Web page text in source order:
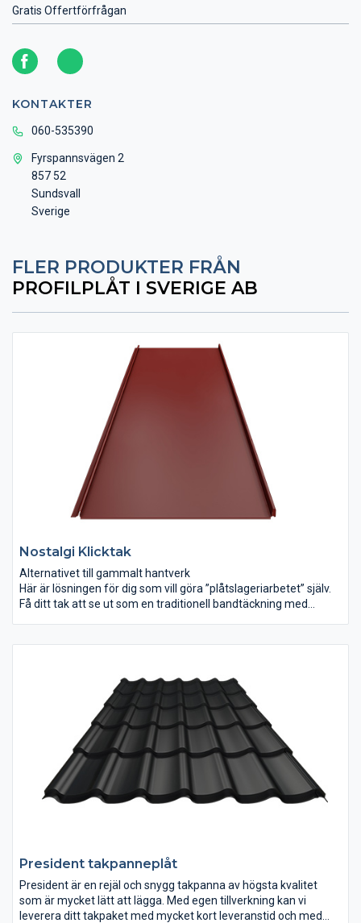
Gratis Offertförfrågan
KONTAKTER
060-535390
Fyrspannsvägen 2
857 52
Sundsvall
Sverige
FLER PRODUKTER FRÅN
PROFILPLÅT I SVERIGE AB
Nostalgi Klicktak
Alternativet till gammalt hantverk
Här är lösningen för dig som vill göra ”plåtslageriarbetet” själv.
Få ditt tak att se ut som en traditionell bandtäckning med
President takpanneplåt
President är en rejäl och snygg takpanna av högsta kvalitet
som är mycket lätt att lägga. Med egen tillverkning kan vi
leverera ditt takpaket med mycket kort leveranstid och med